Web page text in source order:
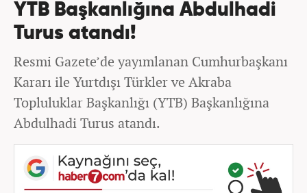
YTB Başkanlığına Abdulhadi
Turus atandı!
Resmi Gazete’de yayımlanan Cumhurbaşkanı
Kararı ile Yurtdışı Türkler ve Akraba
Topluluklar Başkanlığı (YTB) Başkanlığına
Abdulhadi Turus atandı.